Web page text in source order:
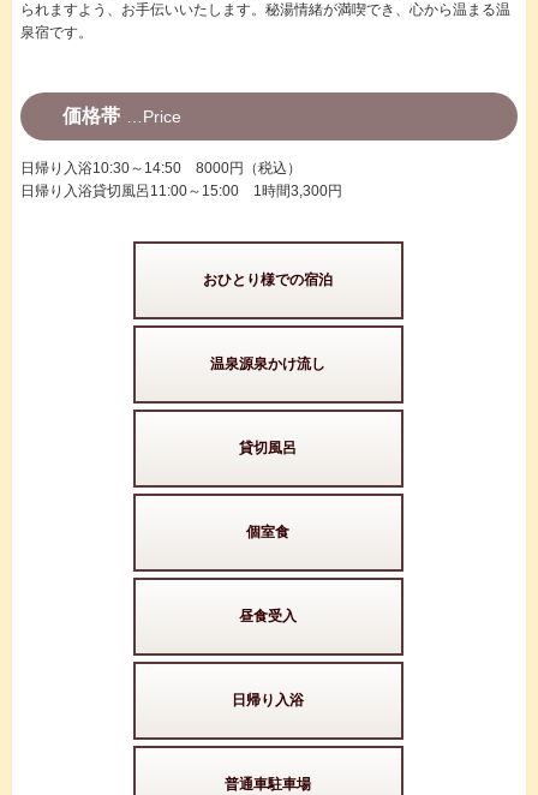
られますよう、お手伝いいたします。秘湯情緒が満喫でき、心から温まる温
泉宿です。
価格帯 Price
日帰り入浴10:30～14:50 8000円（税込）
日帰り入浴貸切風呂11:00～15:00 1時間3,300円
おひとり様での宿泊
温泉源泉かけ流し
貸切風呂
個室食
昼食受入
日帰り入浴
普通車駐車場